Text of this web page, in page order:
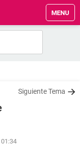
MENU
Siguiente Tema